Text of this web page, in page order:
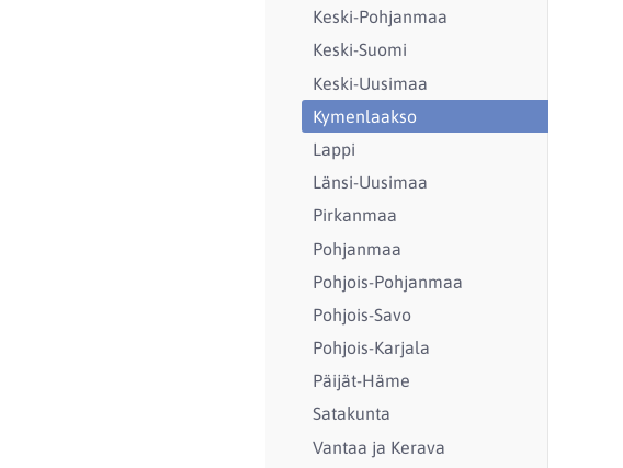
Keski-Pohjanmaa
Keski-Suomi
Keski-Uusimaa
Kymenlaakso
Lappi
Länsi-Uusimaa
Pirkanmaa
Pohjanmaa
Pohjois-Pohjanmaa
Pohjois-Savo
Pohjois-Karjala
Päijät-Häme
Satakunta
Vantaa ja Kerava